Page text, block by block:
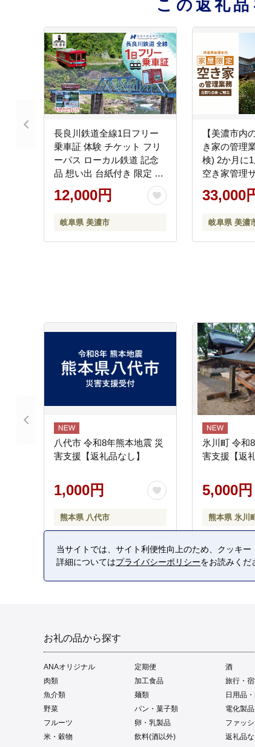
この返礼
長良川鉄道全線1日フリー
乗車証 体験 チケット フリ
ーパス ローカル鉄道 記念
品 想い出 台紙付き 限定 ゆ
るキャラ うだつくん 車窓
風景 絶景 名所巡り 電車 列
景色 散策 趣味 旅 観光 岐阜
県 美濃市
12,000円
岐阜県 美濃市
【美濃市内
き家の管理
検) 2か月に
空き家管理
植栽 外観
濃市 岐阜県
33,000
岐阜県 美濃
八代市 令和8年熊本地震 災
害支援【返礼品なし】
1,000円
熊本県 八代市
氷川町 令和
害支援【返
5,000円
熊本県 氷川
お礼の品から探す
ANAオリジナル 定期便
酒
肉類
加工食品
旅行・
魚介類
麺類
日用品
野菜
パン・菓子類
電化製品
フルーツ
卵・乳製品
ファッ
米・穀物
飲料(酒以外) 返礼品な
当サイトでは、サイト利便性向上のため、クッキ
詳細についてはプライバシーポリシーをお読みくだ